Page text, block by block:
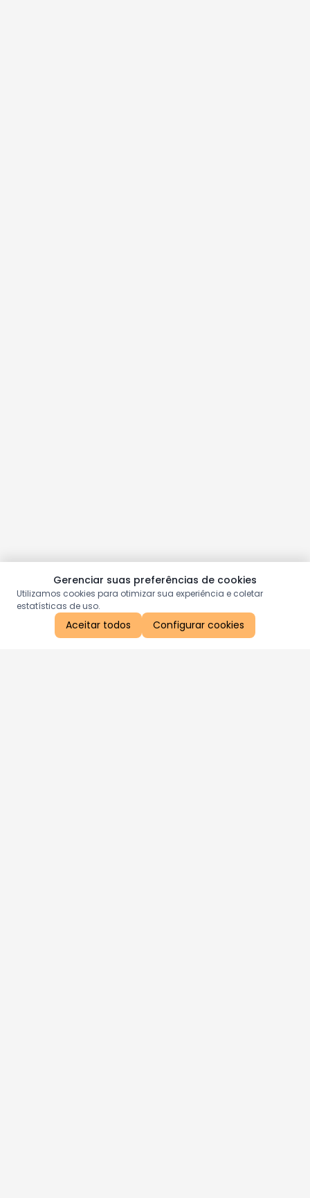
Gerenciar suas preferências de cookies
Utilizamos cookies para otimizar sua experiência e coletar
estatísticas de uso.
Aceitar todos Configurar cookies